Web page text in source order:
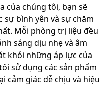
của chúng tôi, bạn sẽ
bình yên và sự chăm
Mỗi phòng trị liệu đều
sáng dịu nhẹ và âm
khỏi những áp lực của
sử dụng các sản phẩm
cảm giác dễ chịu và hiệu